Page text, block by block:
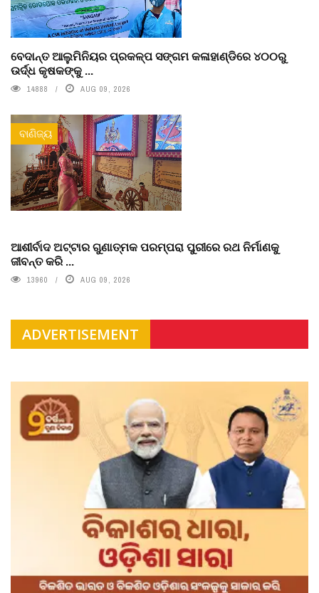
ବେଦାନ୍ତ ଆଲୁମିନିୟର ପ୍ରକଳ୍ପ ସଙ୍ଗମ କଳାହାଣ୍ଡିରେ ୪୦୦ରୁ
ଉର୍ଦ୍ଧ କୃଷକଙ୍କୁ ...
14888 AUG 09, 2026
ବାଣିଜ୍ୟ
ଆଶୀର୍ବାଦ ଅଟ୍ଟାର ଗୁଣାତ୍ମକ ପରମ୍ପରା ପୁରୀରେ ରଥ ନିର୍ମାଣକୁ
ଜୀବନ୍ତ କରି ...
13960 AUG 09, 2026
ADVERTISEMENT